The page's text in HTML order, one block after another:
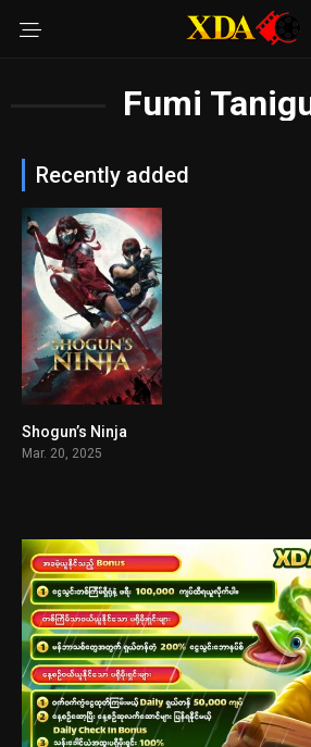
Fumi
Recently added
Shogun’s Ninja
Mar. 20, 2025